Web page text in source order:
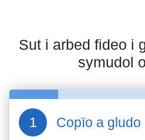
Sut i arbed fideo i
symudol o
Copïo a gludo